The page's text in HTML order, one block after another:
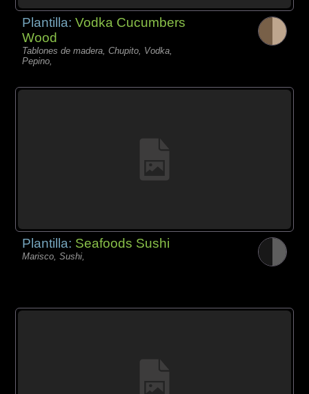
Plantilla:Vodka Cucumbers
Wood
Tablones de madera, Chupito, Vodka,
Pepino,
Plantilla: Seafoods Sushi
Marisco, Sushi,